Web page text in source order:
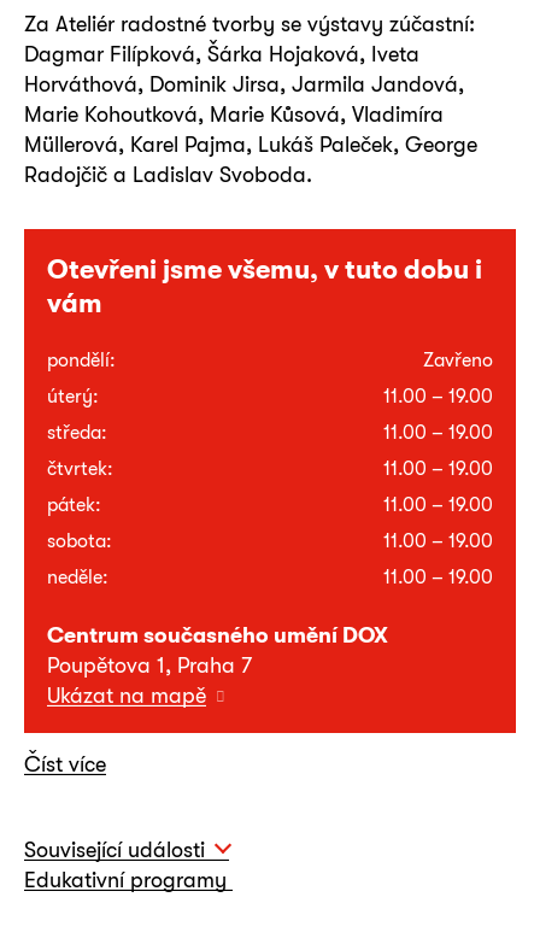
Otevřeni jsme všemu, v tuto dobu i
vám
pondělí:
Zavřeno
úterý:
11.00 – 19.00
středa:
11.00 – 19.00
čtvrtek:
11.00 – 19.00
pátek:
11.00 – 19.00
sobota:
11.00 – 19.00
neděle:
11.00 – 19.00
Centrum současného umění DOX
Poupětova 1, Praha 7
Ukázat na mapě
Za Ateliér radostné tvorby se výstavy zúčastní:
Dagmar Filípková, Šárka Hojaková, Iveta
Horváthová, Dominik Jirsa, Jarmila Jandová,
Marie Kohoutková, Marie Kůsová, Vladimíra
Müllerová, Karel Pajma, Lukáš Paleček, George
Radojčič a Ladislav Svoboda.
Související události
Edukativní programy
Číst více